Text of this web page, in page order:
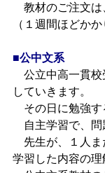
教材のご注文は
（１週間ほどかか
■公中文系
公立中高一貫校
していきます。
その日に勉強す
自主学習で、問
先生が、１人ま
学習した内容の理